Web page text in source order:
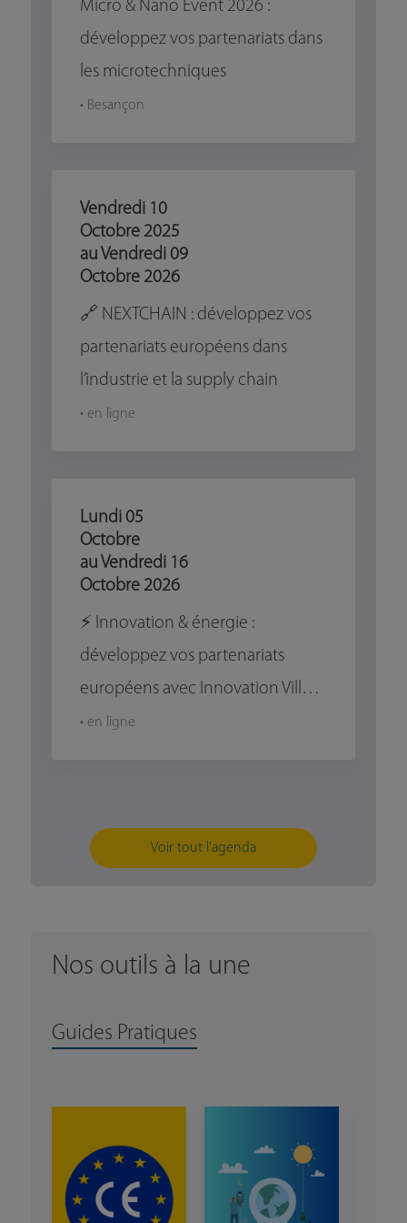
Micro & Nano Event 2026 :
développez vos partenariats dans
les microtechniques
• Besançon
Vendredi 10
Octobre 2025
au Vendredi 09
Octobre 2026
🔗 NEXTCHAIN : développez vos
partenariats européens dans
l’industrie et la supply chain
• en ligne
Lundi 05
Octobre
au Vendredi 16
Octobre 2026
⚡ Innovation & énergie :
développez vos partenariats
européens avec Innovation Village
• en ligne
Voir tout l'agenda
Nos outils à la une
Guides Pratiques